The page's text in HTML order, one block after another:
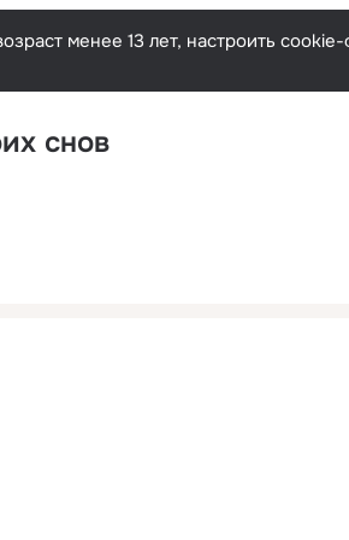
менее 13 лет, настроить
снов